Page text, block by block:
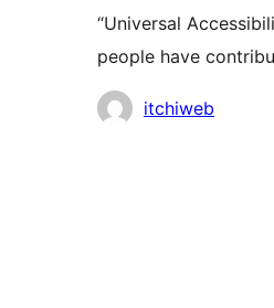
“Universal
people have
Мүчөлөрү
itchiweb